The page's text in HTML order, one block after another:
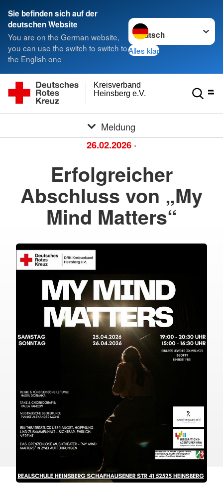
Sie befinden sich auf der
deutschen Website
You are on the German website,
you can use the switch to switch to
the English one
Sprache wechseln zu
Alles klar
Heinsberg e.V.
Kreisverband
Meldung
26.02.2026 ·
Erfolgreicher
Abschluss von „My
Mind Matters“